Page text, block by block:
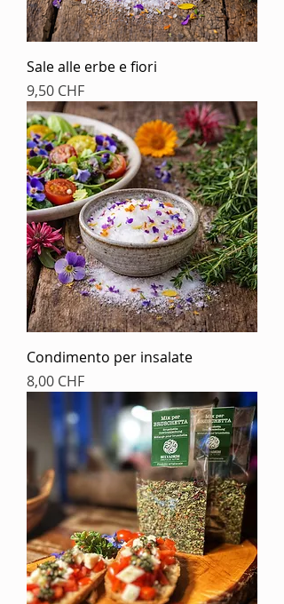
Sale alle erbe e fiori
Prezzo
9,50 CHF
Condimento per insalate
Prezzo
8,00 CHF